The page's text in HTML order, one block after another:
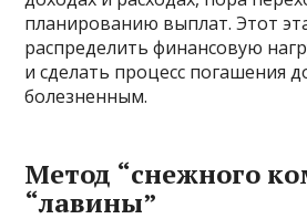
планированию выплат. Этот
распределить финансовую
и сделать процесс погашения
болезненным.
Метод “снежного
“лавины”